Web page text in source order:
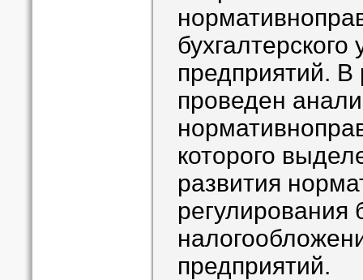
предприятий. В
проведен
которого
развития
регулирования
предприятий.